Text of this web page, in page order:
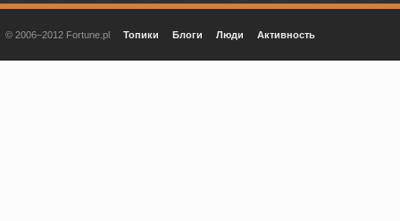
© 2006–2012 Fortune.pl Топики Блоги Люди Активность